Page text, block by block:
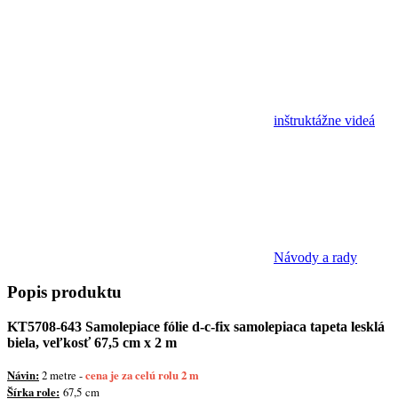
inštruktážne videá
Návody a rady
Popis produktu
KT5708-643 Samolepiace fólie d-c-fix samolepiaca tapeta lesklá
biela, veľkosť 67,5 cm x 2 m
Návin: 2 metre -cena je za celú rolu 2 m
Šírka role: 67,5 cm